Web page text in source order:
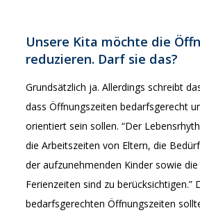
Unsere Kita möchte die
reduzieren. Darf sie das?
Grundsätzlich ja. Allerdings schreibt
dass Öffnungszeiten bedarfsgerecht
orientiert sein sollen. “Der
die Arbeitszeiten von Eltern, die
der aufzunehmenden Kinder sowie die
Ferienzeiten sind zu berücksichtigen.”
bedarfsgerechten Öffnungszeiten